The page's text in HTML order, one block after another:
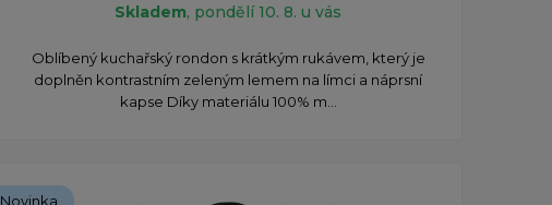
Skladem, pondělí 10. 8. u vás
​Oblíbený kuchařský rondon s krátkým rukávem, který je
doplněn kontrastním zeleným lemem na límci a náprsní
kapse Díky materiálu 100% m...
Novinka